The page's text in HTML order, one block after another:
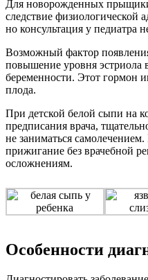
Для новорожденных
следствие физиологической
но консультация у педиатра
Возможный фактор
повышение уровня эстриола
беременности. Этот гормон
плода.
При детской белой сыпи на
предписания врача,
не заниматься
прижигание без врачебной
осложнениям.
Особенности